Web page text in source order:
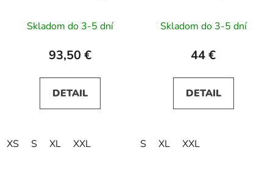
maslová žltá
Skladom do 3-5 dní
93,50 €
DETAIL
XS S XL XXL
Skladom do 3-5 dní
44 €
DETAIL
S XL XXL